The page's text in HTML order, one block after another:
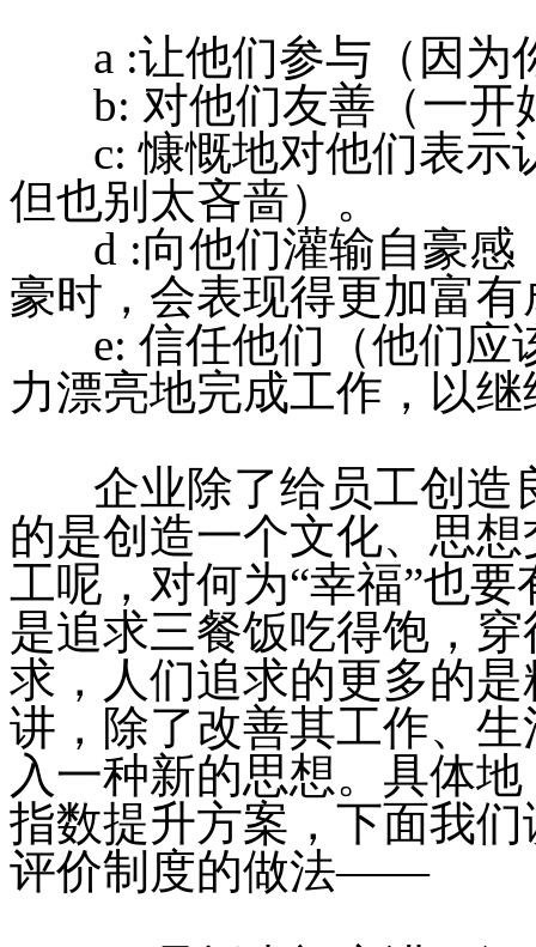
a :让他们参与（因为
b: 对他们友善（一开
c: 慷慨地对他们表示
但也别太吝啬）。
d :向他们灌输自豪感
豪时，会表现得更加富
e: 信任他们（他们应
力漂亮地完成工作，以
企业除了给员工创造
的是创造一个文化、思
工呢，对何为“幸福”也
是追求三餐饭吃得饱，
求，人们追求的更多的
讲，除了改善其工作、
入一种新的思想。具体
指数提升方案，下面我
评价制度的做法——